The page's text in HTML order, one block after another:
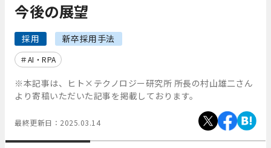
今後の展望
採用 新卒採用手法
AI・RPA
※本記事は、ヒト×テクノロジー研究所 所長の村山雄二さん
より寄稿いただいた記事を掲載しております。
最終更新日： 2025.03.14